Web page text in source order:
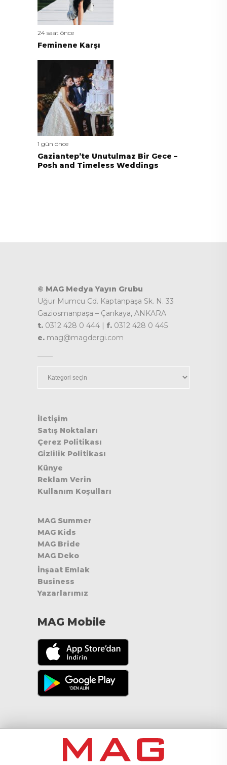
24 saat önce
Feminene Karşı
1 gün önce
Gaziantep’te Unutulmaz Bir Gece –
Posh and Timeless Weddings
© MAG Medya Yayın Grubu
Uğur Mumcu Cd. Kaptanpaşa Sk. N. 33
Gaziosmanpaşa – Çankaya, ANKARA
t. 0312 428 0 444 | f. 0312 428 0 445
e. mag@magdergi.com
İletişim
Satış Noktaları
Çerez Politikası
Gizlilik Politikası
Künye
Reklam Verin
Kullanım Koşulları
MAG Summer
MAG Kids
MAG Bride
MAG Deko
İnşaat Emlak
Business
Yazarlarımız
MAG Mobile